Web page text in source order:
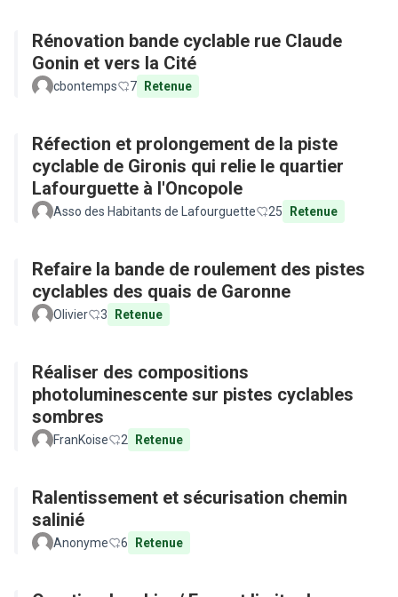
Rénovation bande cyclable rue Claude
Gonin et vers la Cité
cbontemps 7 Retenue
Réfection et prolongement de la piste
cyclable de Gironis qui relie le quartier
Lafourguette à l'Oncopole
Asso des Habitants de Lafourguette 25 Retenue
Refaire la bande de roulement des pistes
cyclables des quais de Garonne
Olivier 3 Retenue
Réaliser des compositions
photoluminescente sur pistes cyclables
sombres
FranKoise 2 Retenue
Ralentissement et sécurisation chemin
salinié
Anonyme 6 Retenue